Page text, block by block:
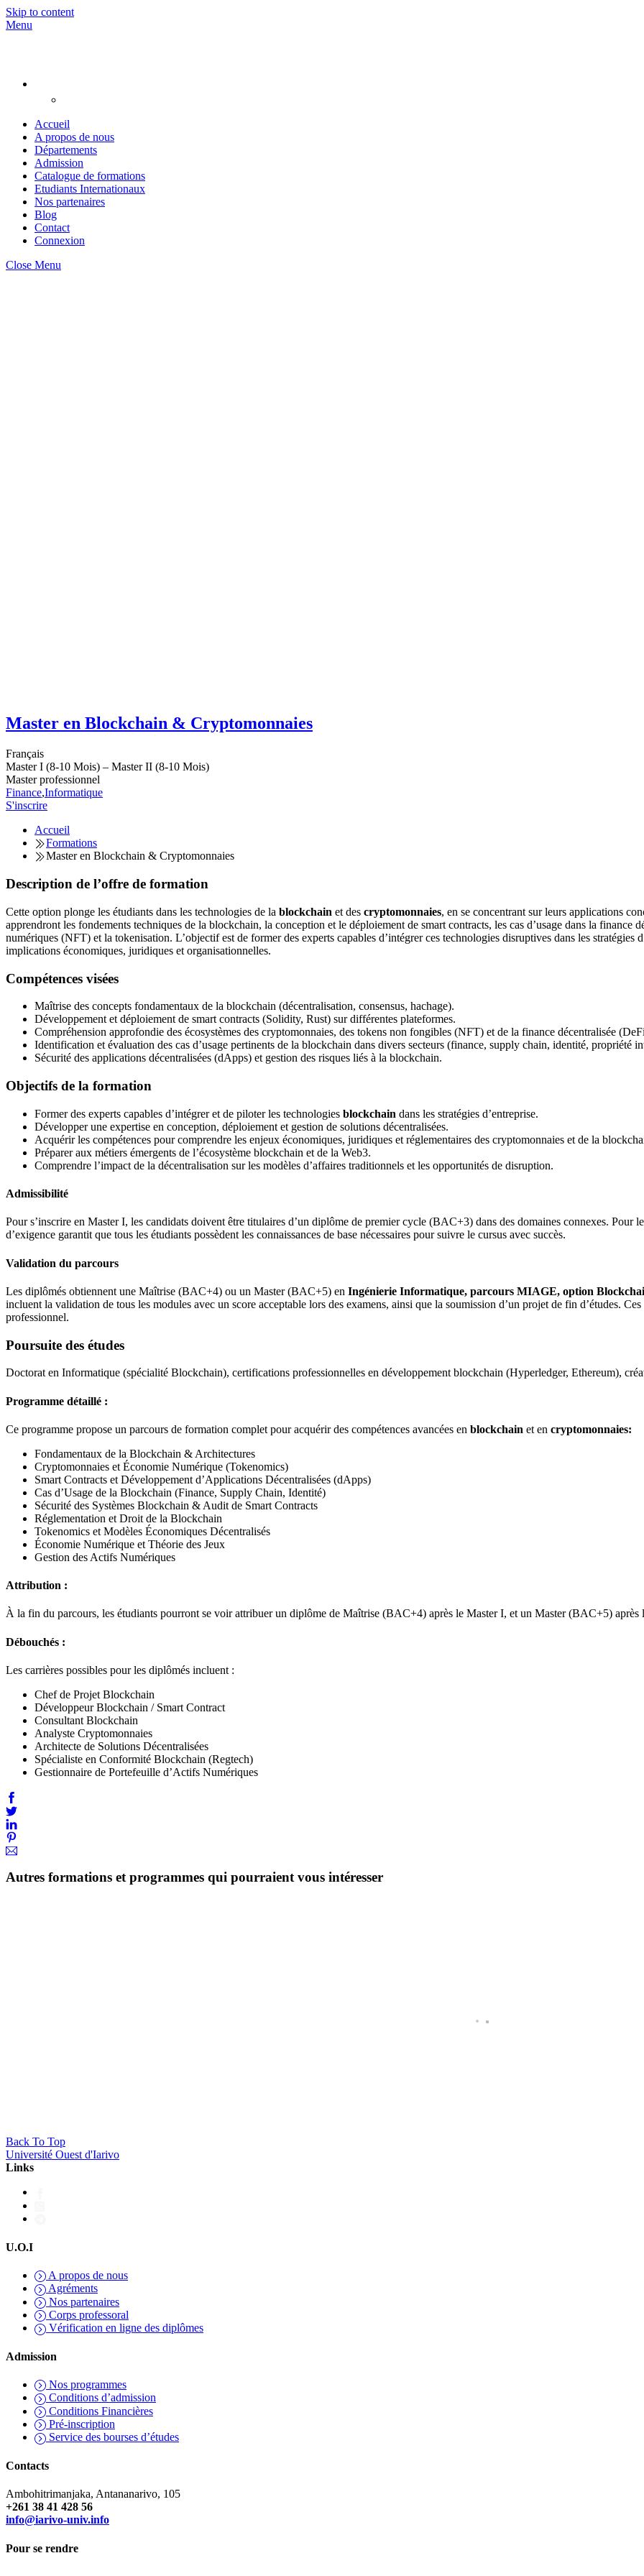
Skip to content
Menu
Accueil
A propos de nous
Départements
Admission
Catalogue de formations
Etudiants Internationaux
Nos partenaires
Blog
Contact
Connexion
Close Menu
Master en Blockchain & Cryptomonnaies
Français
Master I (8-10 Mois) – Master II (8-10 Mois)
Master professionnel
Finance,Informatique
S'inscrire
Accueil
Formations
Master en Blockchain & Cryptomonnaies
Description de l’offre de formation
Cette option plonge les étudiants dans les technologies de la blockchain et des cryptomonnaies, en se concentrant sur leurs applications
apprendront les fondements techniques de la blockchain, la conception et le déploiement de smart contracts, les cas d’usage dans la
numériques (NFT) et la tokenisation. L’objectif est de former des experts capables d’intégrer ces technologies disruptives dans les stratégies
implications économiques, juridiques et organisationnelles.
Compétences visées
Maîtrise des concepts fondamentaux de la blockchain (décentralisation, consensus, hachage).
Développement et déploiement de smart contracts (Solidity, Rust) sur différentes plateformes.
Compréhension approfondie des écosystèmes des cryptomonnaies, des tokens non fongibles (NFT) et de la finance décentralisée
Identification et évaluation des cas d’usage pertinents de la blockchain dans divers secteurs (finance, supply chain, identité, propriété
Sécurité des applications décentralisées (dApps) et gestion des risques liés à la blockchain.
Objectifs de la formation
Former des experts capables d’intégrer et de piloter les technologies blockchain dans les stratégies d’entreprise.
Développer une expertise en conception, déploiement et gestion de solutions décentralisées.
Acquérir les compétences pour comprendre les enjeux économiques, juridiques et réglementaires des cryptomonnaies et de la
Préparer aux métiers émergents de l’écosystème blockchain et de la Web3.
Comprendre l’impact de la décentralisation sur les modèles d’affaires traditionnels et les opportunités de disruption.
Admissibilité
Pour s’inscrire en Master I, les candidats doivent être titulaires d’un diplôme de premier cycle (BAC+3) dans des domaines connexes.
d’exigence garantit que tous les étudiants possèdent les connaissances de base nécessaires pour suivre le cursus avec succès.
Validation du parcours
Les diplômés obtiennent une Maîtrise (BAC+4) ou un Master (BAC+5) en Ingénierie Informatique, parcours MIAGE, option
incluent la validation de tous les modules avec un score acceptable lors des examens, ainsi que la soumission d’un projet de fin d’études.
professionnel.
Poursuite des études
Doctorat en Informatique (spécialité Blockchain), certifications professionnelles en développement blockchain (Hyperledger, Ethereum),
Programme détaillé :
Ce programme propose un parcours de formation complet pour acquérir des compétences avancées en blockchain et en cryptomonnaies:
Fondamentaux de la Blockchain & Architectures
Cryptomonnaies et Économie Numérique (Tokenomics)
Smart Contracts et Développement d’Applications Décentralisées (dApps)
Cas d’Usage de la Blockchain (Finance, Supply Chain, Identité)
Sécurité des Systèmes Blockchain & Audit de Smart Contracts
Réglementation et Droit de la Blockchain
Tokenomics et Modèles Économiques Décentralisés
Économie Numérique et Théorie des Jeux
Gestion des Actifs Numériques
Attribution :
À la fin du parcours, les étudiants pourront se voir attribuer un diplôme de Maîtrise (BAC+4) après le Master I, et un Master (BAC+5) après
Débouchés :
Les carrières possibles pour les diplômés incluent :
Chef de Projet Blockchain
Développeur Blockchain / Smart Contract
Consultant Blockchain
Analyste Cryptomonnaies
Architecte de Solutions Décentralisées
Spécialiste en Conformité Blockchain (Regtech)
Gestionnaire de Portefeuille d’Actifs Numériques
Autres formations et programmes qui pourraient vous intéresser
Back To Top
Université Ouest d'Iarivo
Links
U.O.I
A propos de nous
Agréments
Nos partenaires
Corps professoral
Vérification en ligne des diplômes
Admission
Nos programmes
Conditions d’admission
Conditions Financières
Pré-inscription
Service des bourses d’études
Contacts
Ambohitrimanjaka, Antananarivo, 105
+261 38 41 428 56
info@iarivo-univ.info
Pour se rendre